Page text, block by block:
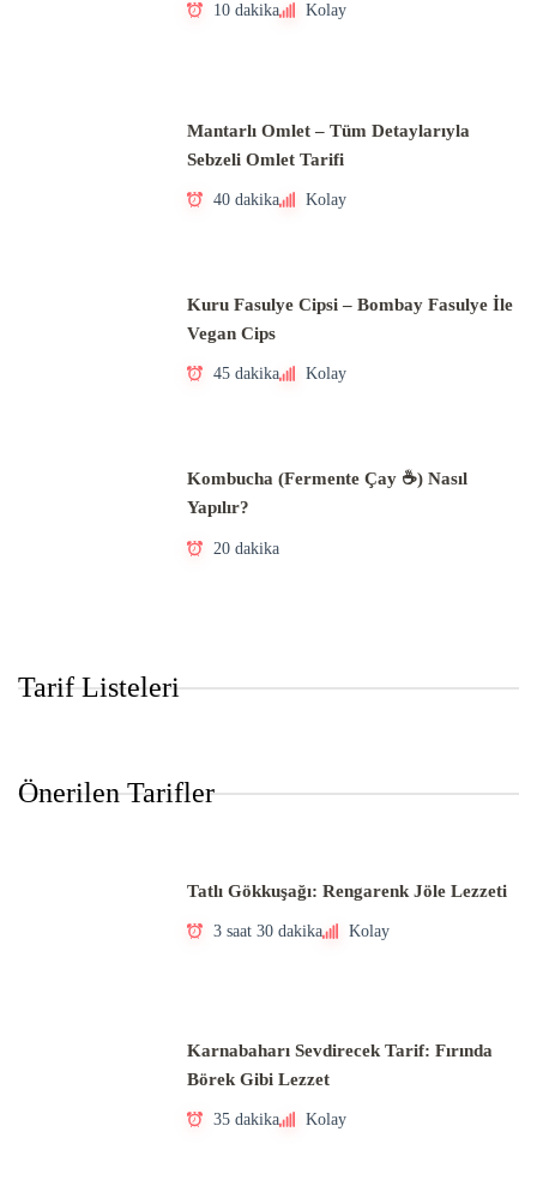
10 dakika Kolay
Mantarlı Omlet – Tüm Detaylarıyla
Sebzeli Omlet Tarifi
40 dakika Kolay
Kuru Fasulye Cipsi – Bombay Fasulye İle
Vegan Cips
45 dakika Kolay
Kombucha (Fermente Çay ☕) Nasıl
Yapılır?
20 dakika
Tarif Listeleri
Önerilen Tarifler
Tatlı Gökkuşağı: Rengarenk Jöle Lezzeti
3 saat 30 dakika Kolay
Karnabaharı Sevdirecek Tarif: Fırında
Börek Gibi Lezzet
35 dakika Kolay